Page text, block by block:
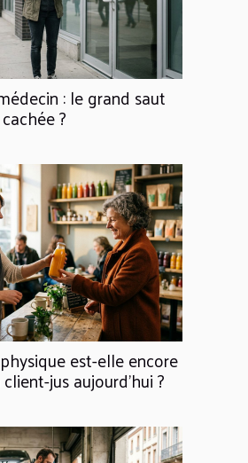
: le grand saut
?
est-elle encore
jus aujourd'hui ?